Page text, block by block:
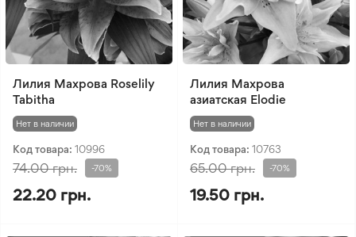
Лилия Махрова Roselily
Tabitha
Нет в наличии
Код товара: 10996
74.00 грн. -70%
22.20 грн.
Лилия Махрова
азиатская Elodie
Нет в наличии
Код товара: 10763
65.00 грн. -70%
19.50 грн.